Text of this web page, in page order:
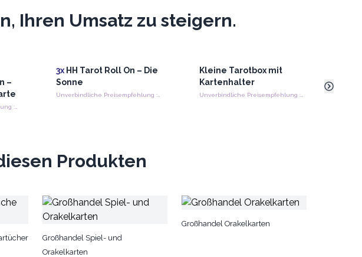
Ihren Umsatz zu steigern.
–
Unverbindliche Preisempfehlung : €5.58/Stück
3x HH Tarot Roll On – Die
Sonne
Kleine Tarotbox mit
Kartenhalter
Unverbindliche Preisempfehlung : €9.35/Stück
Produkten
Großhandel Spiel- und
Orakelkarten
Großhandel Orakelkarten